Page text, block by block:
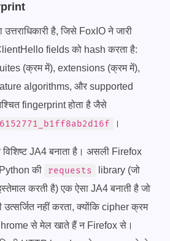
है, जिसे FoxIO ने जारी
fields को hash करता है:
(क्रम में), extensions (क्रम में),
algorithms, और supported
fingerprint होता है जैसे
।
JA4 बनाता है। असली Firefox
की
requests
library (जो
करती है) एक ऐसा JA4 बनाती है जो
नहीं करता, क्योंकि cipher क्रम
से मेल खाते हैं न Firefox से।